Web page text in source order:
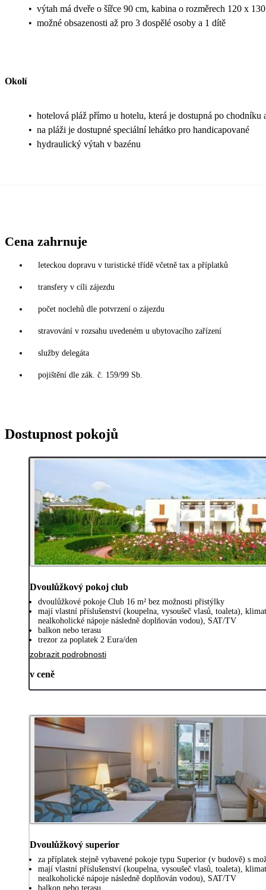
• výtah má dveře o šířce 90 cm, kabina o rozměrech 120 x
• možné obsazenosti až pro 3 dospělé osoby a 1 dítě
Okolí
• hotelová pláž přímo u hotelu, která je dostupná po chodníku
• na pláži je dostupné speciální lehátko pro handicapované
• hydraulický výtah v bazénu
Cena zahrnuje
leteckou dopravu v turistické třídě včetně tax a příplatků
transfery v cíli zájezdu
počet noclehů dle potvrzení o zájezdu
stravování v rozsahu uvedeném u ubytovacího zařízení
služby delegáta
pojištění dle zák. č. 159/99 Sb.
Dostupnost pokojů
Dvoulůžkový pokoj club
dvoulůžkové pokoje Club 16 m² bez možnosti přistýlky
mají vlastní příslušenství (koupelna, vysoušeč vlasů, toaleta),
nealkoholické nápoje následně doplňován vodou), SAT/TV
balkon nebo terasu
trezor za poplatek 2 Eura/den
zobrazit podrobnosti
v ceně
Dvoulůžkový superior
za příplatek stejně vybavené pokoje typu Superior (v budově) s
mají vlastní příslušenství (koupelna, vysoušeč vlasů, toaleta),
nealkoholické nápoje následně doplňován vodou), SAT/TV
balkon nebo terasu